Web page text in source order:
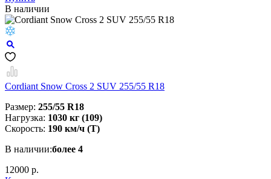
В наличии
Cordiant Snow Cross 2 SUV 255/55 R18
Размер: 255/55 R18
Нагрузка: 1030 кг (109)
Скорость: 190 км/ч (T)
В наличии:более 4
12000 р.